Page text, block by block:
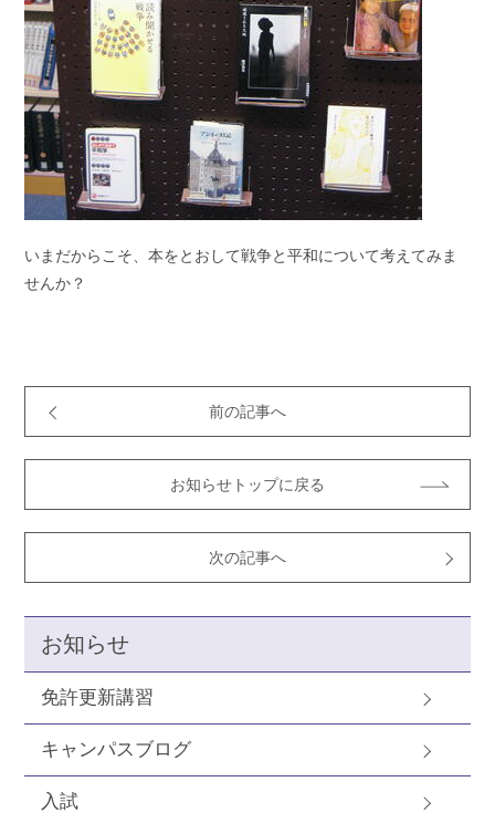
いまだからこそ、本をとおして戦争と平和について考えてみま
せんか？
前の記事へ
お知らせトップに戻る
次の記事へ
お知らせ
免許更新講習
キャンパスブログ
入試